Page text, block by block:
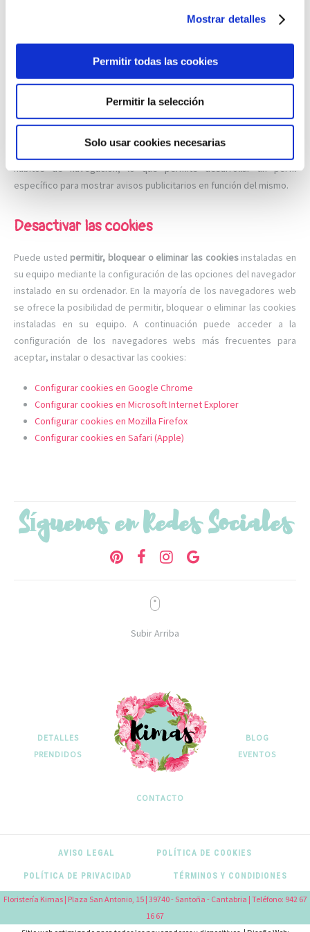
Mostrar detalles
Permitir todas las cookies
Permitir la selección
Solo usar cookies necesarias
nuestra página web. Para ello podemos analizar sus hábitos de
: Son aquellas que permiten la gestión, de la forma
más eficaz posible, de los espacios publicitarios que, en su caso, el
editor haya incluido en una página web, aplicación o plataforma
desde la que presta el servicio solicitado. Este tipo de cookies
almacenan información del comportamiento de los
hábitos de navegación, lo que permite desarrollar un perfil
específico para mostrar avisos publicitarios en función del mismo.
Desactivar las cookies
Puede usted permitir, bloquear o eliminar las cookiesinstaladas en
su equipo mediante la configuración de las opciones del navegador
instalado en su ordenador. En la mayoría de los navegadores web
se ofrece la posibilidad de permitir, bloquear o eliminar las cookies
instaladas en su equipo. A continuación puede acceder a la
configuración de los navegadores webs más frecuentes para
aceptar, instalar o desactivar las cookies:
Configurar cookies en Google Chrome
Configurar cookies en Microsoft Internet Explorer
Configurar cookies en Mozilla Firefox
Configurar cookies en Safari (Apple)
Síguenos en Redes Sociales
Subir Arriba
DETALLES
PRENDIDOS
CONTACTO
BLOG
EVENTOS
AVISO LEGAL POLÍTICA DE COOKIES
POLÍTICA DE PRIVACIDAD TÉRMINOS Y CONDIDIONES
Floristería Kimas | Plaza San Antonio, 15 | 39740 - Santoña - Cantabria | Teléfono: 942 67
16 67